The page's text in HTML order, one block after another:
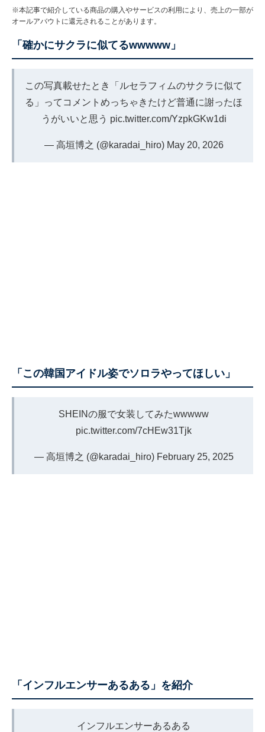
※本記事で紹介している商品の購入やサービスの利用により、売上の一部が
オールアバウトに還元されることがあります。
「確かにサクラに似てるwwwww」
この写真載せたとき「ルセラフィムのサクラに似て
る」ってコメントめっちゃきたけど普通に謝ったほ
うがいいと思う pic.twitter.com/YzpkGKw1di
— 高垣博之 (@karadai_hiro) May 20, 2026
「この韓国アイドル姿でソロラやってほしい」
SHEINの服で女装してみたwwwww
pic.twitter.com/7cHEw31Tjk
— 高垣博之 (@karadai_hiro) February 25, 2025
「インフルエンサーあるある」を紹介
インフルエンサーあるある